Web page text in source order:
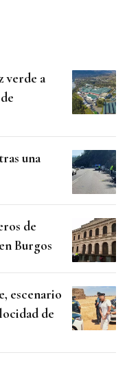
verde a
una
de
Burgos
escenario
de